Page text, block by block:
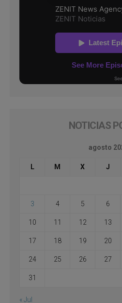
NOTICIAS
agosto
L M X J
3 4 5 6
10 11 12 13
17 18 19 20
24 25 26 27
31
« Jul